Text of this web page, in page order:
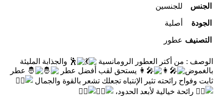
الجنس للجنسين
الجودة أصلية
التصنيف عطور
الوصف : من أكتر العطور الرومانسية
والجذابة المليئة
بالغموض
يستحق لقب أفضل عطر
عطر
ثابت وفواح رائحته تثير الإنتباه تجعلك تشعر بالقوة والجمال
رائحة خيالية لأبعد الحدود،